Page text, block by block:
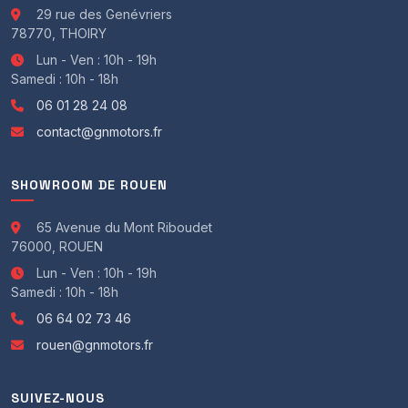
Feux automatiques
Kit téléphone main libre bluetooth
Antivol
Alarme
Boulons antivol de roues
Gravage des vitres
Autres options / informations :
Double de clefs
Factures d'entretien
Non fumeur
Visible SUR RDV du lundi au samedi de 10h00 à 19h00.
GN Motors 65 avenue du Mont Riboudet 7600 Rouen
Contact : FLORENT GARCIA
Pour les personnes éloignées, nous pouvons prendre
Des vidéos détaillés de ce véhicule sont également
29 rue des Genévriers
78770, THOIRY
Lun - Ven : 10h - 19h
Samedi : 10h - 18h
06 01 28 24 08
contact@gnmotors.fr
SHOWROOM DE ROUEN
65 Avenue du Mont Riboudet
76000, ROUEN
Lun - Ven : 10h - 19h
Samedi : 10h - 18h
06 64 02 73 46
rouen@gnmotors.fr
SUIVEZ-NOUS